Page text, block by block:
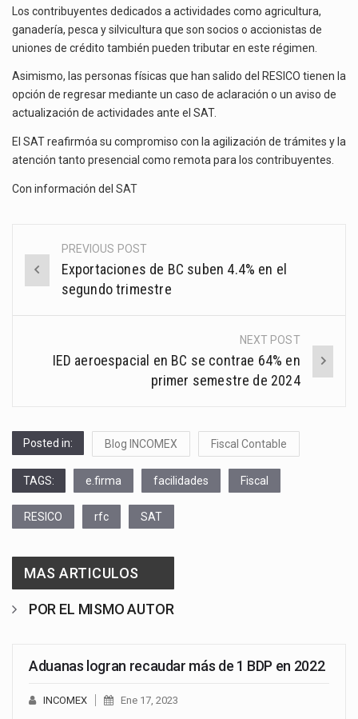
Los contribuyentes dedicados a actividades como agricultura,
ganadería, pesca y silvicultura que son socios o accionistas de
uniones de crédito también pueden tributar en este régimen.
Asimismo, las personas físicas que han salido del RESICO tienen la
opción de regresar mediante un caso de aclaración o un aviso de
actualización de actividades ante el SAT.
El SAT reafirmóa su compromiso con la agilización de trámites y la
atención tanto presencial como remota para los contribuyentes.
Con información del SAT
Post
navigation
PREVIOUS POST
Exportaciones de BC suben 4.4% en el
segundo trimestre
NEXT POST
IED aeroespacial en BC se contrae 64% en
primer semestre de 2024
Posted in: Blog INCOMEX Fiscal Contable
TAGS: e.firma facilidades Fiscal
RESICO rfc SAT
MAS ARTICULOS
POR EL MISMO AUTOR
Aduanas logran recaudar más de 1 BDP en 2022
INCOMEX Ene 17, 2023